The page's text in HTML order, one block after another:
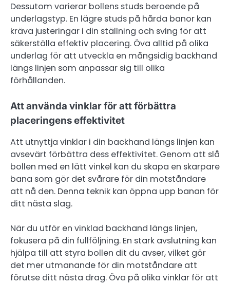
Dessutom varierar bollens studs beroende på
underlagstyp. En lägre studs på hårda banor kan
kräva justeringar i din ställning och sving för att
säkerställa effektiv placering. Öva alltid på olika
underlag för att utveckla en mångsidig backhand
längs linjen som anpassar sig till olika
förhållanden.
Att använda vinklar för att förbättra
placeringens effektivitet
Att utnyttja vinklar i din backhand längs linjen kan
avsevärt förbättra dess effektivitet. Genom att slå
bollen med en lätt vinkel kan du skapa en skarpare
bana som gör det svårare för din motståndare
att nå den. Denna teknik kan öppna upp banan för
ditt nästa slag.
När du utför en vinklad backhand längs linjen,
fokusera på din fullföljning. En stark avslutning kan
hjälpa till att styra bollen dit du avser, vilket gör
det mer utmanande för din motståndare att
förutse ditt nästa drag. Öva på olika vinklar för att